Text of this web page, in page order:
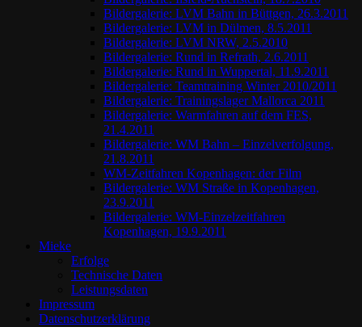
Bildergalerie: LVM Bahn in Büttgen, 26.3.2011
Bildergalerie: LVM in Dülmen, 8.5.2011
Bildergalerie: LVM NRW, 2.5.2010
Bildergalerie: Rund in Refrath, 2.6.2011
Bildergalerie: Rund in Wuppertal, 11.9.2011
Bildergalerie: Teamtraining Winter 2010/2011
Bildergalerie: Trainingslager Mallorca 2011
Bildergalerie: Warmfahren auf dem FES,
21.4.2011
Bildergalerie: WM Bahn – Einzelverfolgung,
21.8.2011
WM-Zeitfahren Kopenhagen: der Film
Bildergalerie: WM Straße in Kopenhagen,
23.9.2011
Bildergalerie: WM-Einzelzeitfahren
Kopenhagen, 19.9.2011
Mieke
Erfolge
Technische Daten
Leistungsdaten
Impressum
Datenschutzerklärung